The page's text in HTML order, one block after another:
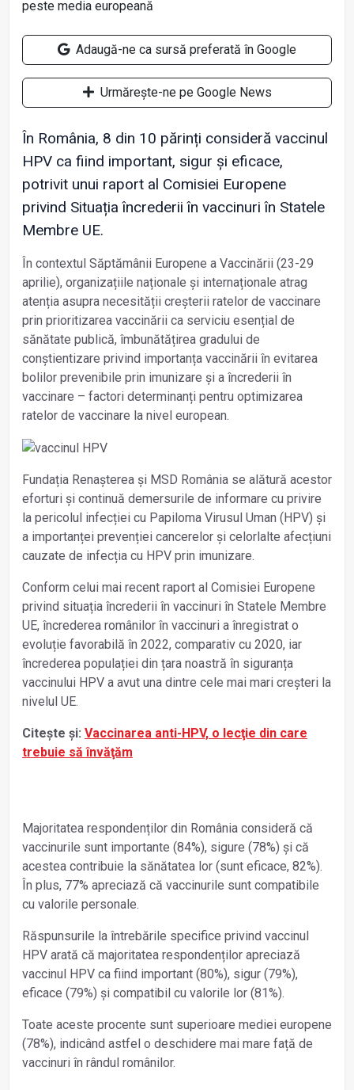
Adaugă-ne ca sursă preferată în Google
Urmărește-ne pe Google News
În România, 8 din 10 părinți consideră vaccinul
HPV ca fiind important, sigur și eficace,
potrivit unui raport al Comisiei Europene
privind Situația încrederii în vaccinuri în Statele
Membre UE.
În contextul Săptămânii Europene a Vaccinării (23-29
aprilie), organizațiile naționale și internaționale atrag
atenția asupra necesității creșterii ratelor de vaccinare
prin prioritizarea vaccinării ca serviciu esențial de
sănătate publică, îmbunătățirea gradului de
conștientizare privind importanța vaccinării în evitarea
bolilor prevenibile prin imunizare și a încrederii în
vaccinare – factori determinanți pentru optimizarea
ratelor de vaccinare la nivel european.
Fundația Renașterea și MSD România se alătură acestor
eforturi și continuă demersurile de informare cu privire
la pericolul infecției cu Papiloma Virusul Uman (HPV) și
a importanței prevenției cancerelor și celorlalte afecțiuni
cauzate de infecția cu HPV prin imunizare.
Conform celui mai recent raport al Comisiei Europene
privind situația încrederii în vaccinuri în Statele Membre
UE, încrederea românilor în vaccinuri a înregistrat o
evoluție favorabilă în 2022, comparativ cu 2020, iar
încrederea populației din țara noastră în siguranța
vaccinului HPV a avut una dintre cele mai mari creșteri la
nivelul UE.
Citește și: Vaccinarea anti-HPV, o lecţie din care
trebuie să învăţăm
Majoritatea respondenților din România consideră că
vaccinurile sunt importante (84%), sigure (78%) și că
acestea contribuie la sănătatea lor (sunt eficace, 82%).
În plus, 77% apreciază că vaccinurile sunt compatibile
cu valorile personale.
Răspunsurile la întrebările specifice privind vaccinul
HPV arată că majoritatea respondenților apreciază
vaccinul HPV ca fiind important (80%), sigur (79%),
eficace (79%) și compatibil cu valorile lor (81%).
Toate aceste procente sunt superioare mediei europene
(78%), indicând astfel o deschidere mai mare față de
vaccinuri în rândul românilor.